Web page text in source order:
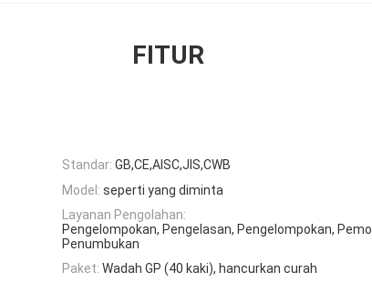
FITUR
Standar: GB,CE,AISC,JIS,CWB
Model: seperti yang diminta
Layanan Pengolahan:
Pengelompokan, Pengelasan, Pengelompokan,
Penumbukan
Paket: Wadah GP (40 kaki), hancurkan curah